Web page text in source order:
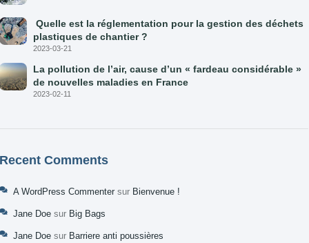
Quelle est la réglementation pour la gestion des déchets
plastiques de chantier ?
2023-03-21
La pollution de l’air, cause d’un « fardeau considérable »
de nouvelles maladies en France
2023-02-11
Recent Comments
A WordPress Commenter sur Bienvenue !
Jane Doe sur Big Bags
Jane Doe sur Barriere anti poussières